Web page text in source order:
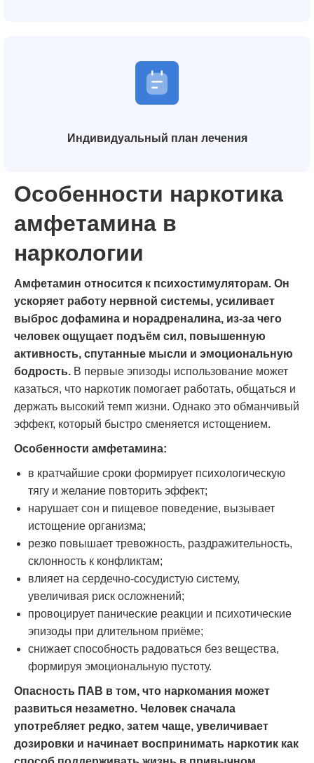
Индивидуальный план лечения
Особенности наркотика
амфетамина в
наркологии
Амфетамин относится к психостимуляторам. Он
ускоряет работу нервной системы, усиливает
выброс дофамина и норадреналина, из-за чего
человек ощущает подъём сил, повышенную
активность, спутанные мысли и эмоциональную
бодрость. В первые эпизоды использование может
казаться, что наркотик помогает работать, общаться и
держать высокий темп жизни. Однако это обманчивый
эффект, который быстро сменяется истощением.
Особенности амфетамина:
в кратчайшие сроки формирует психологическую
тягу и желание повторить эффект;
нарушает сон и пищевое поведение, вызывает
истощение организма;
резко повышает тревожность, раздражительность,
склонность к конфликтам;
влияет на сердечно-сосудистую систему,
увеличивая риск осложнений;
провоцирует панические реакции и психотические
эпизоды при длительном приёме;
снижает способность радоваться без вещества,
формируя эмоциональную пустоту.
Опасность ПАВ в том, что наркомания может
развиться незаметно. Человек сначала
употребляет редко, затем чаще, увеличивает
дозировки и начинает воспринимать наркотик как